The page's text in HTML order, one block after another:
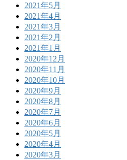
2021年5月
2021年4月
2021年3月
2021年2月
2021年1月
2020年12月
2020年11月
2020年10月
2020年9月
2020年8月
2020年7月
2020年6月
2020年5月
2020年4月
2020年3月